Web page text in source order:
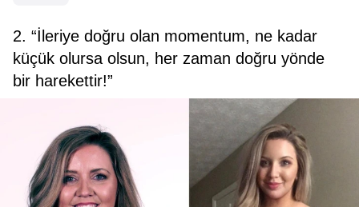
2. “İleriye doğru olan momentum, ne kadar
küçük olursa olsun, her zaman doğru yönde
bir harekettir!”